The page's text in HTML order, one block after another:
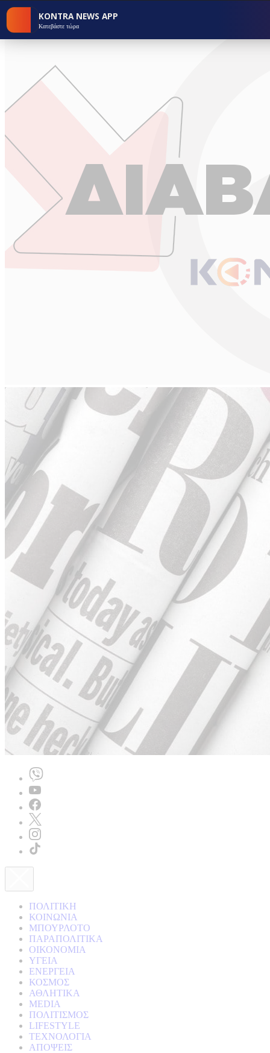
ΠΟΛΙΤΙΚΗ
ΚΟΙΝΩΝΙΑ
ΜΠΟΥΡΛΟΤΟ
ΠΑΡΑΠΟΛΙΤΙΚΑ
ΟΙΚΟΝΟΜΙΑ
ΥΓΕΙΑ
ΕΝΕΡΓΕΙΑ
ΚΟΣΜΟΣ
ΑΘΛΗΤΙΚΑ
MEDIA
ΠΟΛΙΤΙΣΜΟΣ
LIFESTYLE
ΤΕΧΝΟΛΟΓΙΑ
ΑΠΟΨΕΙΣ
KONTRA NEWS APP
Κατεβάστε τώρα